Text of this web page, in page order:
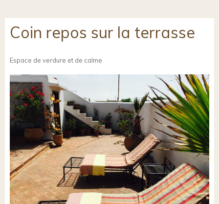
Coin repos sur la terrasse
Espace de verdure et de calme